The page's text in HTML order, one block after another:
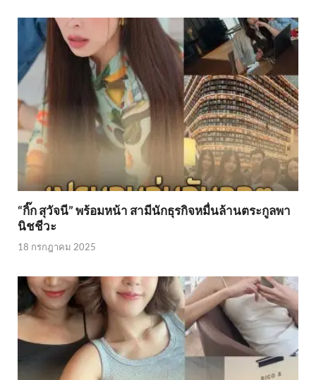
“กิ๊ก สุวัจนี” พร้อมหน้า สามีนักธุรกิจหมื่นล้านตระกูลพา
นิชชีวะ
18 กรกฎาคม 2025